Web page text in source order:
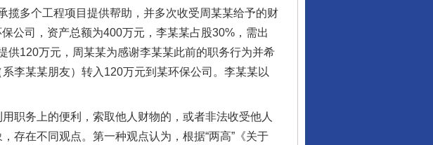
多个工程项目提供帮助，并多次收受周某某给予的财
公司，资产总额为400万元，李某某占股30%，需出
供120万元，周某某为感谢李某某此前的职务行为并希
李某某朋友）转入120万元到某环保公司。李某某以
务上的便利，索取他人财物的，或者非法收受他人
存在不同观点。第一种观点认为，根据“两高”《关于